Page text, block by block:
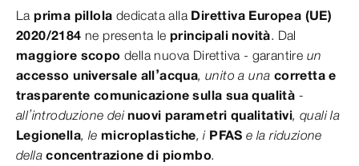
Laprima pillola dedicata alla Direttiva Europea (UE)
2020/2184 ne presenta leprincipali novità. Dal
maggiore scopo della nuova Direttiva - garantire un
accesso universale all’acqua, unito a una corretta e
trasparente comunicazione sulla sua qualità -
all’introduzione deinuovi parametri qualitativi, quali la
Legionella, le microplastiche, i PFAS e la riduzione
dellaconcentrazione di piombo.